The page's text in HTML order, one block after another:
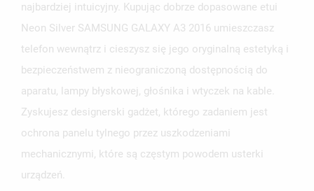
najbardziej intuicyjny. Kupując dobrze dopasowane etui
Neon Silver SAMSUNG GALAXY A3 2016 umieszczasz
telefon wewnątrz i cieszysz się jego oryginalną estetyką i
bezpieczeństwem z nieograniczoną dostępnością do
aparatu, lampy błyskowej, głośnika i wtyczek na kable.
Zyskujesz designerski gadżet, którego zadaniem jest
ochrona panelu tylnego przez uszkodzeniami
mechanicznymi, które są częstym powodem usterki
urządzeń.